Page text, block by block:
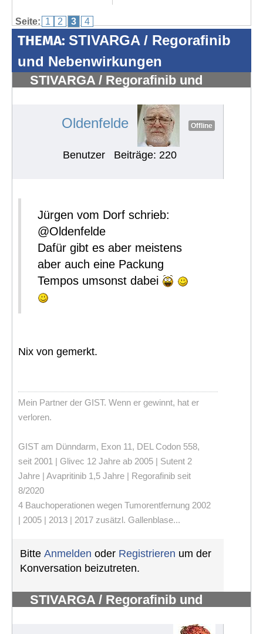
Seite: 1 2 3 4
THEMA: STIVARGA / Regorafinib
und Nebenwirkungen
STIVARGA / Regorafinib und
Oldenfelde Offline
Benutzer Beiträge: 220
Jürgen vom Dorf schrieb:
@Oldenfelde
Dafür gibt es aber meistens
aber auch eine Packung
Tempos umsonst dabei
Nix von gemerkt.
Mein Partner der GIST. Wenn er gewinnt, hat er
verloren.
GIST am Dünndarm, Exon 11, DEL Codon 558,
seit 2001 | Glivec 12 Jahre ab 2005 | Sutent 2
Jahre | Avapritinib 1,5 Jahre | Regorafinib seit
8/2020
4 Bauchoperationen wegen Tumorentfernung 2002
| 2005 | 2013 | 2017 zusätzl. Gallenblase...
Bitte Anmelden oder Registrieren um der
Konversation beizutreten.
STIVARGA / Regorafinib und